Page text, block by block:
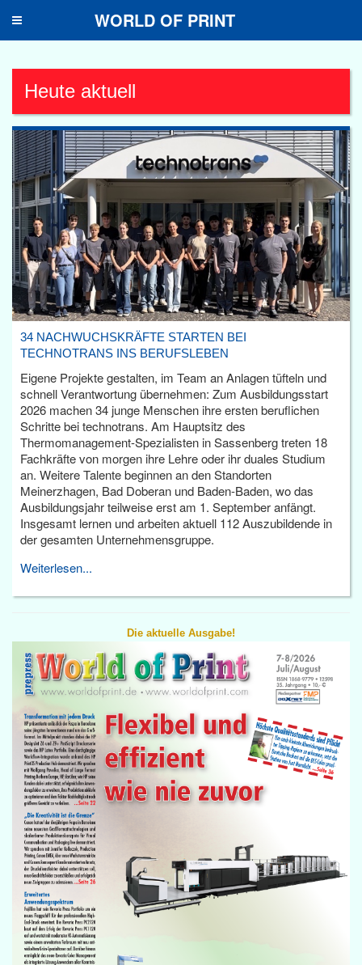
Toggle
WORLD OF PRINT
Heute aktuell
34 NACHWUCHSKRÄFTE STARTEN BEI
TECHNOTRANS INS BERUFSLEBEN
Eigene Projekte gestalten, im Team an Anlagen tüfteln und
schnell Verantwortung übernehmen: Zum Ausbildungsstart
2026 machen 34 junge Menschen ihre ersten beruflichen
Schritte bei technotrans. Am Hauptsitz des
Thermomanagement-Spezialisten in Sassenberg treten 18
Fachkräfte von morgen ihre Lehre oder ihr duales Studium
an. Weitere Talente beginnen an den Standorten
Meinerzhagen, Bad Doberan und Baden-Baden, wo das
Ausbildungsjahr teilweise erst am 1. September anfängt.
Insgesamt lernen und arbeiten aktuell 112 Auszubildende in
der gesamten Unternehmensgruppe.
Weiterlesen...
Die aktuelle Ausgabe!